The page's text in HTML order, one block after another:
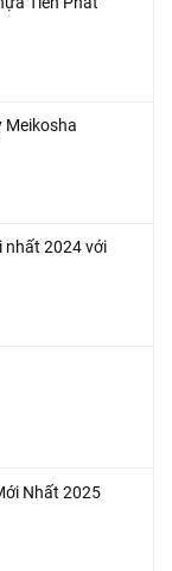
Meikosha
nhất 2024 với
Nhất 2025